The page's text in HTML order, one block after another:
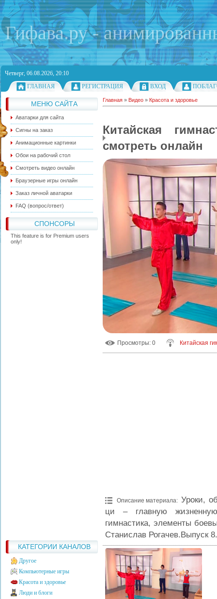
Гифава.ру -
Четверг, 06.08.2026, 20:10
ГЛАВНАЯ
РЕГИСТРАЦИЯ ВХОД
МЕНЮ САЙТА
Аватарки для сайта
Сигны на заказ
Анимационные картинки
Обои на рабочий стол
Смотреть видео онлайн
Браузерные игры онлайн
Заказ личной аватарки
FAQ (вопрос/ответ)
СПОНСОРЫ
This feature is for Premium users
only!
КАТЕГОРИИ КАНАЛОВ
Другое
Компьютерные игры
Красота и здоровье
Люди и блоги
Главная » Видео » Красота и здоровье
Китайская
смотреть онлайн
Просмотры: 0 Китайская
Описание материала: Уроки,
ци – главную
гимнастика, элементы
Станислав Рогачев.Выпуск 8.